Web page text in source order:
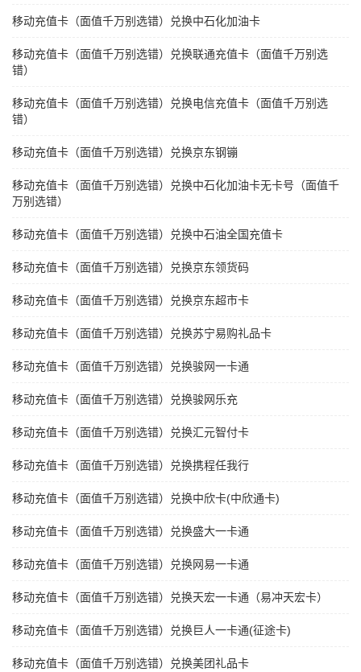
移动充值卡（面值千万别选错）兑换中石化加油卡
移动充值卡（面值千万别选错）兑换联通充值卡（面值千万别选
错）
移动充值卡（面值千万别选错）兑换电信充值卡（面值千万别选
错）
移动充值卡（面值千万别选错）兑换京东钢镚
移动充值卡（面值千万别选错）兑换中石化加油卡无卡号（面值千
万别选错）
移动充值卡（面值千万别选错）兑换中石油全国充值卡
移动充值卡（面值千万别选错）兑换京东领货码
移动充值卡（面值千万别选错）兑换京东超市卡
移动充值卡（面值千万别选错）兑换苏宁易购礼品卡
移动充值卡（面值千万别选错）兑换骏网一卡通
移动充值卡（面值千万别选错）兑换骏网乐充
移动充值卡（面值千万别选错）兑换汇元智付卡
移动充值卡（面值千万别选错）兑换携程任我行
移动充值卡（面值千万别选错）兑换中欣卡(中欣通卡)
移动充值卡（面值千万别选错）兑换盛大一卡通
移动充值卡（面值千万别选错）兑换网易一卡通
移动充值卡（面值千万别选错）兑换天宏一卡通（易冲天宏卡）
移动充值卡（面值千万别选错）兑换巨人一卡通(征途卡)
移动充值卡（面值千万别选错）兑换美团礼品卡